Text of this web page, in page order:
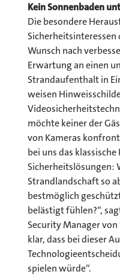
Kein Sonnenbaden
Die besondere
Sicherheitsinteressen
Wunsch nach
Erwartung an einen
Strandaufenthalt in
weisen
möchte keiner der
von Kameras
bei uns das
Sicherheitslösungen:
Strandlandschaft so
bestmöglich
belästigt fühlen?“,
Security Manager von
klar, dass bei dieser
spielen würde“.